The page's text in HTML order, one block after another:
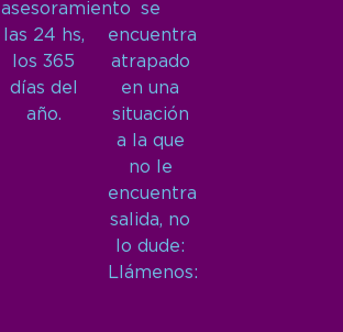
asesoramiento
las 24 hs,
los 365
días del
año.
se
encuentra
atrapado
en una
situación
a la que
no le
encuentra
salida, no
lo dude:
Llámenos: